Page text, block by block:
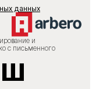
данных
и
с письменного